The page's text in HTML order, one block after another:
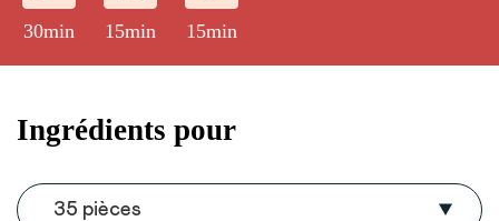
30min 15min 15min
Ingrédients pour
35 pièces